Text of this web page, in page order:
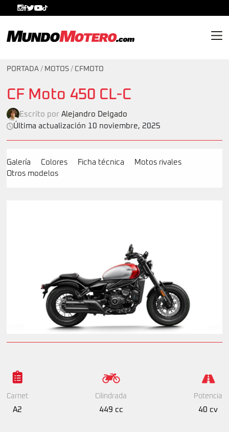
PORTADA / MOTOS / CFMOTO
CF Moto 450 CL-C
Escrito por Alejandro Delgado
Última actualización 10 noviembre, 2025
Galería Colores Ficha técnica
Motos rivales
Otros modelos
Carnet
A2
Cilindrada
449 cc
Potencia
40 cv